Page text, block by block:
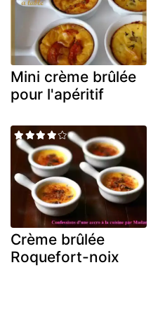
Mini crème brûlée
pour l'apéritif
Crème brûlée
Roquefort-noix